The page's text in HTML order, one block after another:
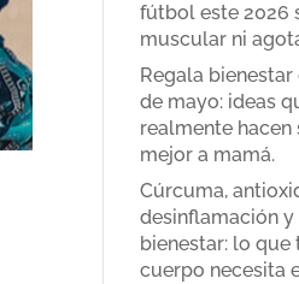
fútbol este 2026
muscular ni
Regala bienestar
de mayo: ideas
realmente hacen
mejor a mamá.
Cúrcuma,
desinflamación y
bienestar: lo que
cuerpo necesita